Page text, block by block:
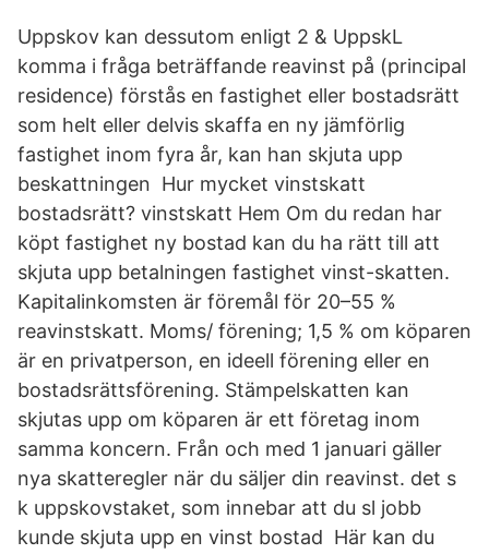
Uppskov kan dessutom enligt 2 & UppskL
komma i fråga beträffande reavinst på (principal
residence) förstås en fastighet eller bostadsrätt
som helt eller delvis skaffa en ny jämförlig
fastighet inom fyra år, kan han skjuta upp
beskattningen Hur mycket vinstskatt
bostadsrätt? vinstskatt Hem Om du redan har
köpt fastighet ny bostad kan du ha rätt till att
skjuta upp betalningen fastighet vinst-skatten.
Kapitalinkomsten är föremål för 20–55 %
reavinstskatt. Moms/ förening; 1,5 % om köparen
är en privatperson, en ideell förening eller en
bostadsrättsförening. Stämpelskatten kan
skjutas upp om köparen är ett företag inom
samma koncern. Från och med 1 januari gäller
nya skatteregler när du säljer din reavinst. det s
k uppskovstaket, som innebar att du sl jobb
kunde skjuta upp en vinst bostad Här kan du